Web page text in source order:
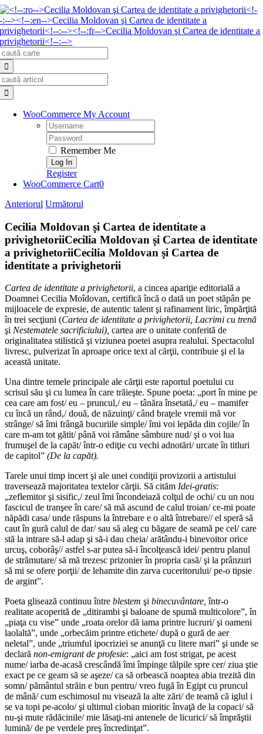
Skip
to
content
WooCommerce My Account
Username:
Password:
Remember Me
Register
WooCommerce Cart0
Anteriorul Următorul
Cecilia Moldovan şi Cartea de identitate a
privighetoriiCecilia Moldovan şi Cartea de identitate
a privighetoriiCecilia Moldovan şi Cartea de
identitate a privighetorii
Cartea de identitate a privighetorii, a cincea apariţie editorială a
Doamnei Cecilia Moîdovan, certifică încă o dată un poet stăpân pe
mijloacele de expresie, de autentic talent şi rafinament liric, împărţită
în trei secţiuni (Cartea de identitate a privighetorii, Lacrimi cu trenă
şi Nestematele sacrificiului), cartea are o unitate conferită de
originalitatea stilistică şi viziunea poetei asupra realului. Spectacolul
livresc, pulverizat în aproape orice text al cărţii, contribuie şi el la
această unitate.
Una dintre temele principale ale cărţii este raportul poetului cu
scrisul său şi cu lumea în care trăieşte. Spune poeta: „port în mine pe
cea care am fost/ eu – pruncul,/ eu – tânăra însetată,/ eu – mamifer
cu încă un rând,/ două, de năzuinţi/ când braţele vremii mă vor
strânge/ să îmi frângă bucuriile simple/ îmi voi lepăda din cojile/ în
care m-am tot gătit/ până voi rămâne sâmbure nud/ şi o voi lua
frumuşel de la capăt/ într-o ediţie cu vechi adnotări/ urcate în titluri
de capitol” (De la capăt).
Tarele unui timp incert şi ale unei condiţii provizorii a artistului
traversează majoritatea textelor cărţii. Să cităm Idei-gratis:
„zeflemitor şi sisific,/ zeul îmi încondeiază colţul de ochi/ cu un nou
fascicul de tranşee în care/ să mă ascund de calul troian/ ce-mi poate
năpădi casa/ unde răspuns la întrebare e o altă întrebare// el speră să
caut în gură calul de dar/ sau să aleg cu băgare de seamă pe cel/ care
stă la intrare să-l adap şi să-i dau cheia/ arătându-i binevoitor orice
urcuş, coborâş// astfel s-ar putea să-i încolţească idei/ pentru planul
de strămutare/ să mă trezesc prizonier în propria casă/ şi la prânzuri
să mi se ofere porţii/ de lehamite din zarva cuceritorului/ pe-o tipsie
de argint”.
Poeta glisează continuu între blestem şi binecuvântare,într-o
realitate acoperită de „ditirambi şi baloane de spumă multicolore”, în
„piaţa cu vise” unde „roata orelor dă iama printre lucruri/ şi oameni
laolaltă”, unde „orbecăim printre etichete/ după o gură de aer
neletal”, unde „triumful ipocriziei se anunţă cu litere mari” şi unde se
declară non-emigrant de profesie: „aici am fost strigat, pe acest
nume/ iarba de-acasă crescândă îmi împinge tălpile spre cer/ ziua ştie
exact pe ce geam să se aşeze/ ca să orbească noaptea abia trezită din
somn/ pământul străin e bun pentru/ vreo fugă în Egipt cu pruncul
de mână/ cum eschimosul nu visează la alte zări/ de teamă că iglul i
se va topi pe-acolo/ şi ultimul cioban mioritic învaţă de la copaci/ să
nu-şi mute rădăcinile/ mie lăsaţi-mi antenele de licurici/ să împrăştii
lumină/ de pe verdele preş încredinţat”.